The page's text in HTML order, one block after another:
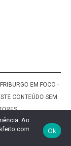
EM FOCO -
CONTEÚDO SEM
Ao
com
Ok